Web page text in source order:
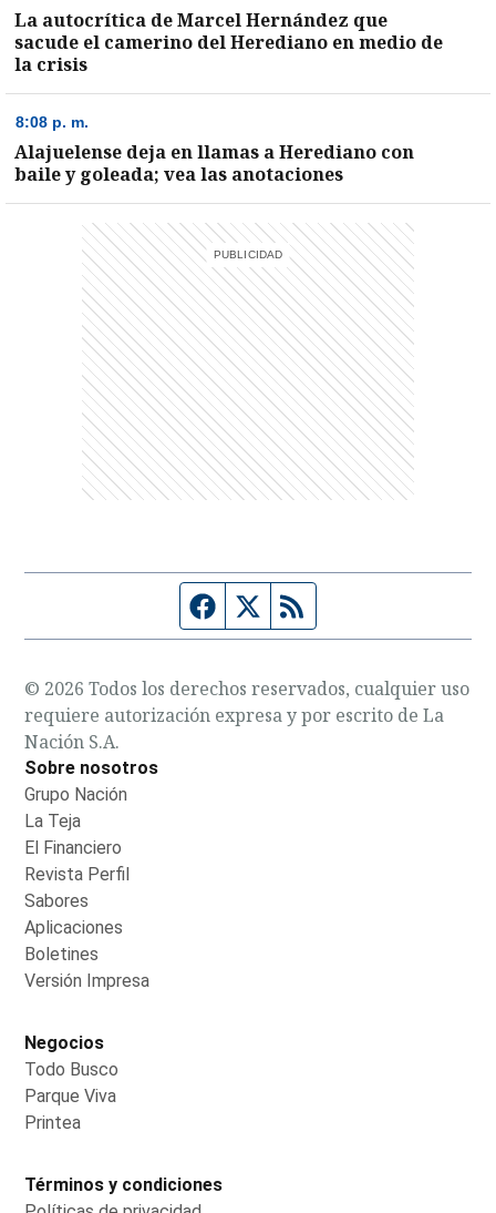
La autocrítica de Marcel Hernández que
sacude el camerino del Herediano en medio de
la crisis
8:08 p. m.
Alajuelense deja en llamas a Herediano con
baile y goleada; vea las anotaciones
Página de Facebook
Fuente Twitter
© 2026 Todos los derechos reservados, cualquier uso
requiere autorización expresa y por escrito de La
Nación S.A.
Sobre nosotros
Grupo Nación
La Teja
El Financiero
Revista Perfil
Sabores
Aplicaciones
Boletines
Versión Impresa
Negocios
Todo Busco
Parque Viva
Printea
Términos y condiciones